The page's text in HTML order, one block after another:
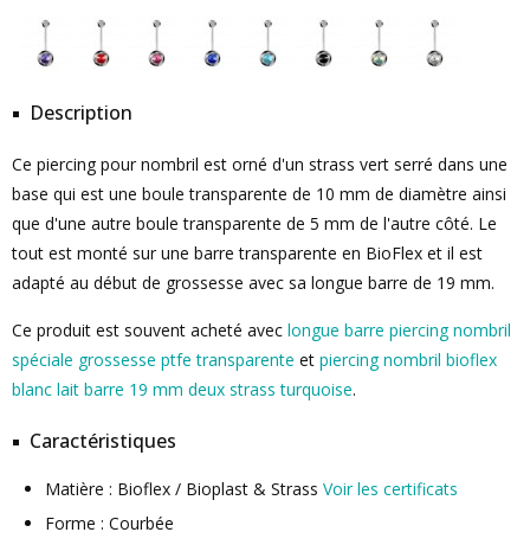
Description
Ce piercing pour nombril est orné d'un strass vert serré dans une
base qui est une boule transparente de 10 mm de diamètre ainsi
que d'une autre boule transparente de 5 mm de l'autre côté. Le
tout est monté sur une barre transparente en BioFlex et il est
adapté au début de grossesse avec sa longue barre de 19 mm.
Ce produit est souvent acheté avec longue barre piercing nombril
spéciale grossesse ptfe transparente et piercing nombril bioflex
blanc lait barre 19 mm deux strass turquoise.
Caractéristiques
Matière : Bioflex / Bioplast & Strass Voir les certificats
Forme : Courbée